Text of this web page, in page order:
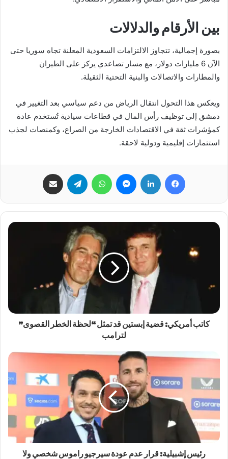
بين الأرقام والدلالات
بصورة إجمالية، تتجاوز الالتزامات السعودية المعلنة تجاه سوريا حتى
الآن 6 مليارات دولار، مع مسار تصاعدي يركز على الطيران
والمطارات والاتصالات والبنية التحتية الثقيلة.
ويعكس هذا التحول انتقال الرياض من دعم سياسي بعد التغيير في
دمشق إلى توظيف رأس المال في قطاعات سيادية تُستخدم عادة
كمؤشرات ثقة في الاقتصادات الخارجة من الصراع، وكمنصات لجذب
استثمارات إقليمية ودولية لاحقة.
فيسبوك لينكدإن ماسنجر واتساب تيلقرام
كاتب أمريكي: قضية إبستين قد تمثل “لحظة الخطر القصوى”
لترامب
رئيس إشبيلية: قرار عدم عودة سيرجيو راموس شخصي ولا